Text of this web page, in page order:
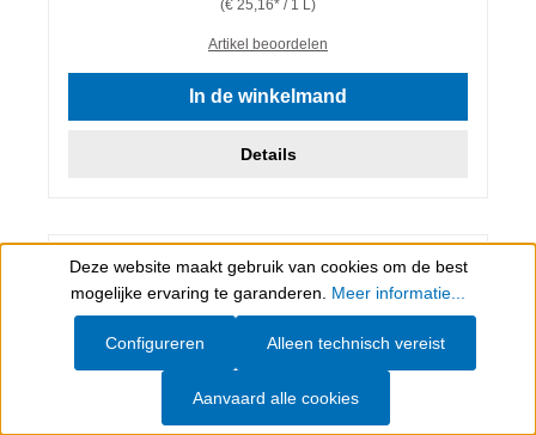
(€ 25,16* / 1 L)
Artikel beoordelen
In de winkelmand
Details
Show toolbar
Deze website maakt gebruik van cookies om de best
mogelijke ervaring te garanderen. Meer informatie...
Alleen technisch vereist
Configureren
Aanvaard alle cookies